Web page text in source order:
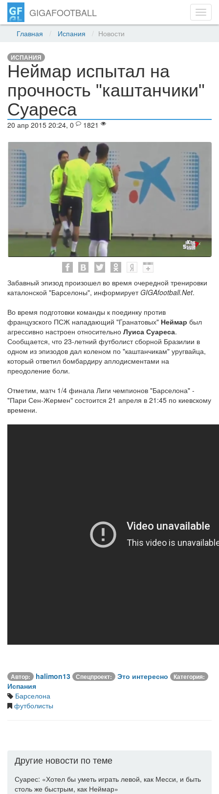
GIGAFOOTBALL
Главная Испания Новости
ИСПАНИЯ
Неймар испытал на
прочность "каштанчики"
Суареса
20 апр 2015 20:24, 0 1821
Забавный эпизод произошел во время очередной тренировки
каталонской "Барселоны", информируетGIGAfootball.Net.
Во время подготовки команды к поединку против
французского ПСЖ нападающий "Гранатовых" Неймар был
агрессивно настроен относительно Луиса Суареса.
Сообщается, что 23-летний футболист сборной Бразилии в
одном из эпизодов дал коленом по "каштанчикам" уругвайца,
который ответил бомбардиру аплодисментами на
преодоление боли.
Отметим, матч 1/4 финала Лиги чемпионов "Барселона" -
"Пари Сен-Жермен" состоится 21 апреля в 21:45 по киевскому
времени.
Автор: halimon13 Спецпроект: Это интересно Категория:
Испания
Барселона
футболисты
Другие новости по теме
Суарес: «Хотел бы уметь играть левой, как Месси, и быть
столь же быстрым, как Неймар»